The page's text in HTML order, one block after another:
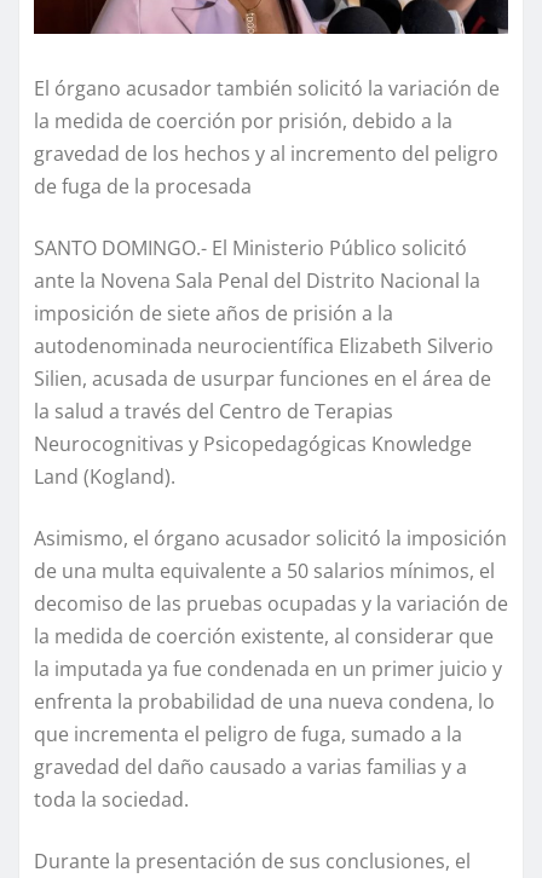
El órgano acusador también solicitó la variación de
la medida de coerción por prisión, debido a la
gravedad de los hechos y al incremento del peligro
de fuga de la procesada
SANTO DOMINGO.- El Ministerio Público solicitó
ante la Novena Sala Penal del Distrito Nacional la
imposición de siete años de prisión a la
autodenominada neurocientífica Elizabeth Silverio
Silien, acusada de usurpar funciones en el área de
la salud a través del Centro de Terapias
Neurocognitivas y Psicopedagógicas Knowledge
Land (Kogland).
Asimismo, el órgano acusador solicitó la imposición
de una multa equivalente a 50 salarios mínimos, el
decomiso de las pruebas ocupadas y la variación de
la medida de coerción existente, al considerar que
la imputada ya fue condenada en un primer juicio y
enfrenta la probabilidad de una nueva condena, lo
que incrementa el peligro de fuga, sumado a la
gravedad del daño causado a varias familias y a
toda la sociedad.
Durante la presentación de sus conclusiones, el